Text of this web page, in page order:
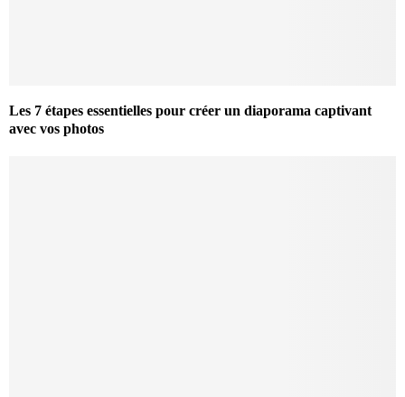
Les 7 étapes essentielles pour créer un diaporama captivant
avec vos photos